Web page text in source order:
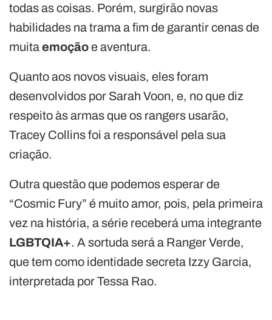
todas as coisas. Porém, surgirão novas
habilidades na trama a fim de garantir cenas de
muitaemoçãoe aventura.
Quanto aos novos visuais, eles foram
desenvolvidos por Sarah Voon, e, no que diz
respeito às armas que os rangers usarão,
Tracey Collins foi a responsável pela sua
criação.
Outra questão que podemos esperar de
“Cosmic Fury” é muito amor, pois, pela primeira
vez na história, a série receberá uma integrante
LGBTQIA+. A sortuda será a Ranger Verde,
que tem como identidade secreta Izzy Garcia,
interpretada por Tessa Rao.